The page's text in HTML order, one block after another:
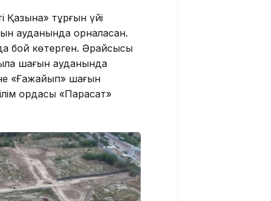
Қазына» тұрғын үйі
ауданында орналасқан.
бой көтерген. Әрқайсысы
шағын ауданында
«Ғажайып» шағын
ордасы «Парасат»